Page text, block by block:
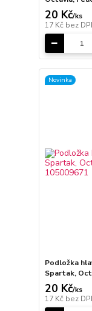
20 Kč/ks
17 Kč bez
Novinka
Podložka
Spartak,
20 Kč/ks
17 Kč bez